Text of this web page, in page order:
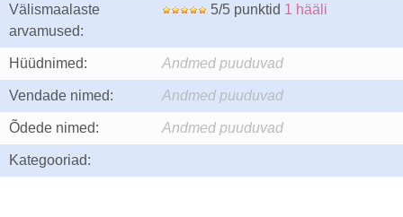
Välismaalaste
arvamused:
5/5 punktid 1 hääli
Hüüdnimed: Andmed puuduvad
Vendade nimed: Andmed puuduvad
Õdede nimed: Andmed puuduvad
Kategooriad: